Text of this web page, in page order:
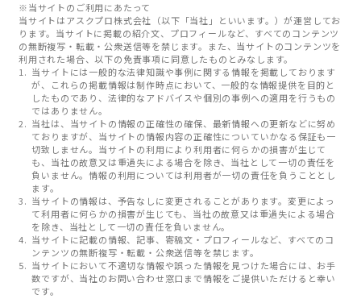
※当サイトのご利用にあたって
当サイトはアスクプロ株式会社（以下「当社」といいます。）が運営してお
ります。当サイトに掲載の紹介文、プロフィールなど、すべてのコンテンツ
の無断複写・転載・公衆送信等を禁じます。また、当サイトのコンテンツを
利用された場合、以下の免責事項に同意したものとみなします。
当サイトには一般的な法律知識や事例に関する情報を掲載しております
が、これらの掲載情報は制作時点において、一般的な情報提供を目的と
したものであり、法律的なアドバイスや個別の事例への適用を行うもの
ではありません。
当社は、当サイトの情報の正確性の確保、最新情報への更新などに努め
ておりますが、当サイトの情報内容の正確性についていかなる保証も一
切致しません。当サイトの利用により利用者に何らかの損害が生じて
も、当社の故意又は重過失による場合を除き、当社として一切の責任を
負いません。情報の利用については利用者が一切の責任を負うこととし
ます。
当サイトの情報は、予告なしに変更されることがあります。変更によっ
て利用者に何らかの損害が生じても、当社の故意又は重過失による場合
を除き、当社として一切の責任を負いません。
当サイトに記載の情報、記事、寄稿文・プロフィールなど、すべてのコ
ンテンツの無断複写・転載・公衆送信等を禁じます。
当サイトにおいて不適切な情報や誤った情報を見つけた場合には、お手
数ですが、当社のお問い合わせ窓口まで情報をご提供いただけると幸い
です。